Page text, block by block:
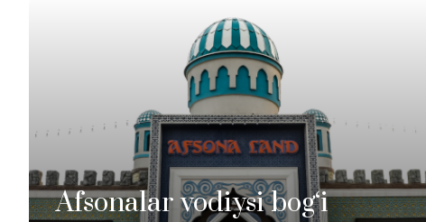
Afsonalar vodiysi bog‘i